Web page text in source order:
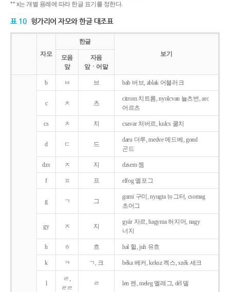
** x는 개별 용례에 따라 한글 표기를 정한다.
표 10 헝가리어 자모와 한글 대조표
자모
한글
보기
모음
앞
자음
앞ㆍ어말
b ㅂ 브 bab 버브, ablak 어블러크
c ㅊ 츠
citrom 치트롬, nyolcvan 뇰츠번, arc
어르츠
cs ㅊ 치 csavar 처버르, kulcs 쿨치
d ㄷ 드
daru 더루, medve 메드베, gond
곤드
dzs ㅈ 지 dzsem 젬
f ㅍ 프 elfog 엘포그
g ㄱ 그
gumi 구미, nyugta 뉴그터, csomag
초머그
gy ㅈ 지
gyár 자르, hagyma 허지머, nagy
너지
h ㅎ 흐 hal 헐, juh 유흐
k ㅋ ㄱ, 크 béka 베커, keksz 켁스, szék 세크
l
ㄹ,
ㄹㄹ
ㄹ len 렌, meleg 멜레그, dél 델